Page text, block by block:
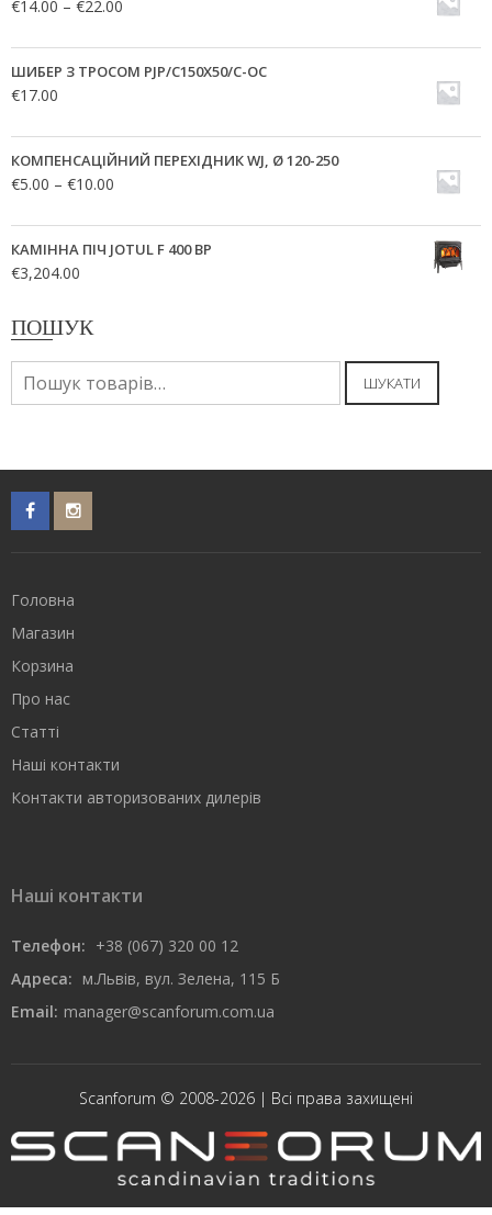
€14.00 – €22.00
ШИБЕР З ТРОСОМ PJP/C150X50/C-OC
€17.00
КОМПЕНСАЦІЙНИЙ ПЕРЕХІДНИК WJ, Ø 120-250
€5.00 – €10.00
КАМІННА ПІЧ JOTUL F 400 BP
€3,204.00
ПОШУК
Шукати: ШУКАТИ
Головна
Магазин
Корзина
Про нас
Статті
Наші контакти
Контакти авторизованих дилерів
Наші контакти
Телефон: +38 (067) 320 00 12
Адреса: м.Львів, вул. Зелена, 115 Б
Email: manager@scanforum.com.ua
Scanforum © 2008-2026 | Всі права захищені